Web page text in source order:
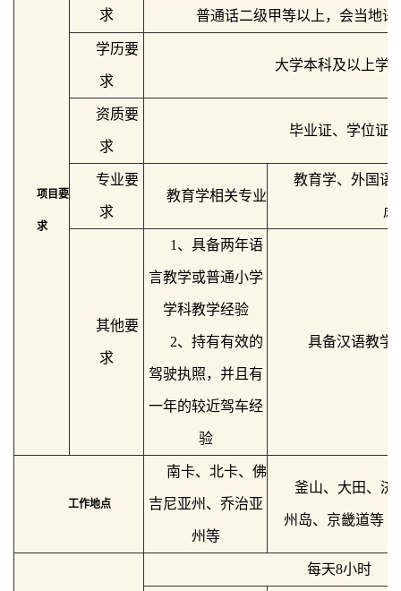
项目要
求
求 普通话二级甲等以上，会当地语
学历要
求
大学本科及以上学
资质要
求
毕业证、学位证
专业要
求
教育学相关专业
教育学、外国语
虑
其他要
求
1、具备两年语
言教学或普通小学
学科教学经验
2、持有有效的
驾驶执照，并且有
一年的较近驾车经
验
具备汉语教学
工作地点
南卡、北卡、佛
吉尼亚州、乔治亚
州等
釜山、大田、济
州岛、京畿道等
每天8小时